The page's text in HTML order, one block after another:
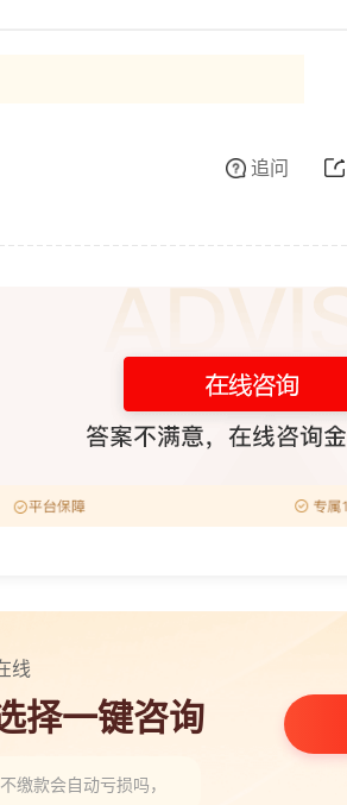
追问
线
择一键咨询
缴款会自动亏损吗，不配股的最优操作是什么”